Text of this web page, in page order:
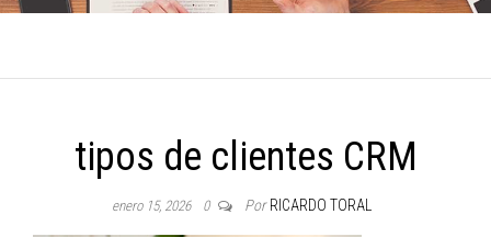
tipos de clientes CRM
enero 15, 2026 0 Por RICARDO TORAL